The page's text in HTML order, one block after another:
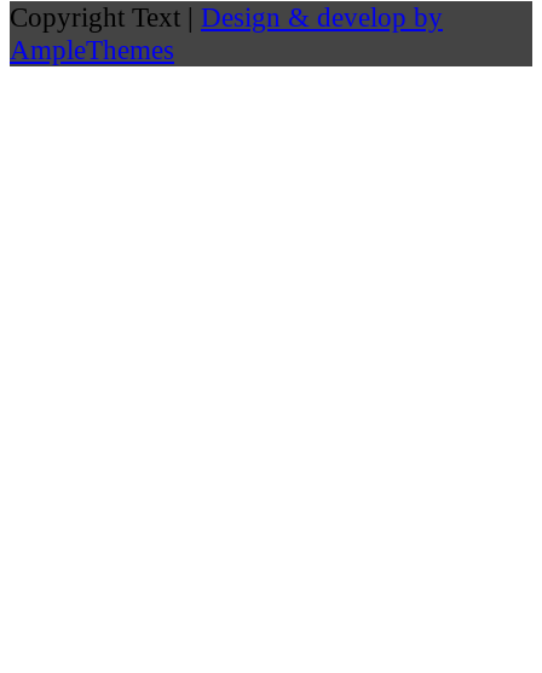
Copyright Text | Design & develop by
AmpleThemes